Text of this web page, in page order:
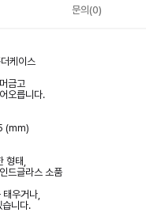
문의(0)
케이스
금고
오릅니다.
(mm)
형태,
드글라스소품
우거나,
니다.